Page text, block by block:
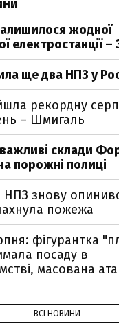
жодної
електростанції –
ще два НПЗ у
рекордну
– Шмигаль
склади
порожні полиці
НПЗ знову
пожежа
фігурантка
посаду в
масована
ВСІ НОВИНИ